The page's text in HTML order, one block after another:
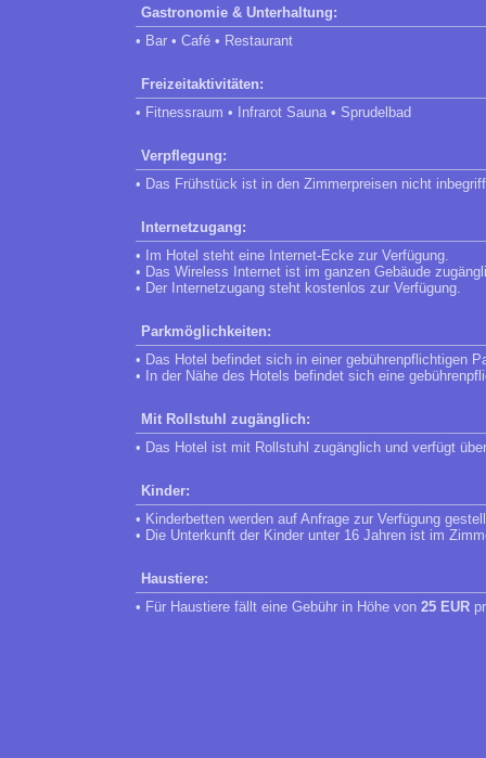
Gastronomie & Unterhaltung:
• Bar • Café • Restaurant
Freizeitaktivitäten:
• Fitnessraum • Infrarot Sauna • Sprudelbad
Verpflegung:
• Das Frühstück ist in den Zimmerpreisen nicht
Internetzugang:
• Im Hotel steht eine Internet-Ecke zur Verfügung.
• Das Wireless Internet ist im ganzen Gebäude
• Der Internetzugang steht kostenlos zur Verfügung.
Parkmöglichkeiten:
• Das Hotel befindet sich in einer gebührenpflichtigen
• In der Nähe des Hotels befindet sich eine
Mit Rollstuhl zugänglich:
• Das Hotel ist mit Rollstuhl zugänglich und verfügt
Kinder:
• Kinderbetten werden auf Anfrage zur Verfügung
• Die Unterkunft der Kinder unter 16 Jahren ist im
Haustiere:
• Für Haustiere fällt eine Gebühr in Höhe von 25 EUR